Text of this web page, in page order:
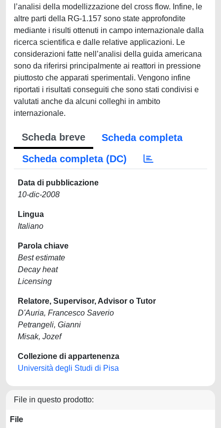
l’analisi della modellizzazione del cross flow. Infine, le
altre parti della RG-1.157 sono state approfondite
mediante i risulti ottenuti in campo internazionale dalla
ricerca scientifica e dalle relative applicazioni. Le
considerazioni fatte nell’analisi della guida americana
sono da riferirsi principalmente ai reattori in pressione
piuttosto che apparati sperimentali. Vengono infine
riportati i risultati conseguiti che sono stati condivisi e
valutati anche da alcuni colleghi in ambito
internazionale.
Scheda breve
Scheda completa
Scheda completa (DC)
Data di pubblicazione
10-dic-2008
Lingua
Italiano
Parola chiave
Best estimate
Decay heat
Licensing
Relatore, Supervisor, Advisor o Tutor
D'Auria, Francesco Saverio
Petrangeli, Gianni
Misak, Jozef
Collezione di appartenenza
Università degli Studi di Pisa
File in questo prodotto:
File